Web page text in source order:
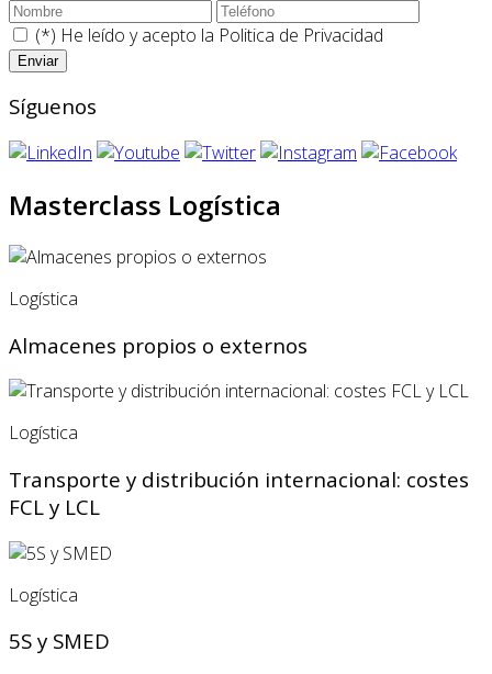
(*) He leído y acepto la Politica de Privacidad
Síguenos
Masterclass Logística
Logística
Almacenes propios o externos
Logística
Transporte y distribución internacional: costes
FCL y LCL
Logística
5S y SMED